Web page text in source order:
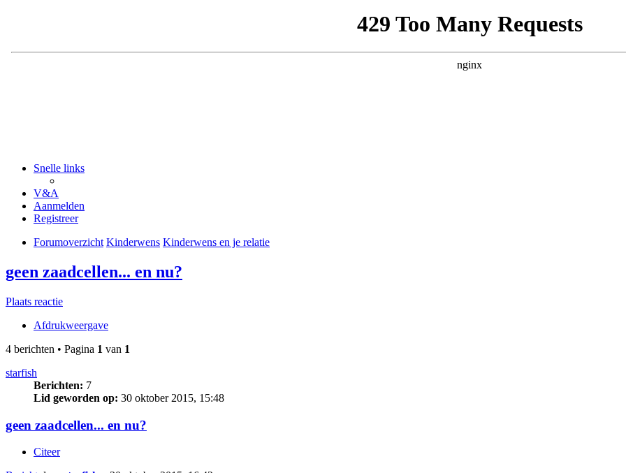
Snelle links
V&A
Aanmelden
Registreer
Forumoverzicht Kinderwens Kinderwens en je relatie
geen zaadcellen... en nu?
Plaats reactie
Afdrukweergave
4 berichten • Pagina 1 van 1
starfish
Berichten: 7
Lid geworden op: 30 oktober 2015, 15:48
geen zaadcellen... en nu?
Citeer